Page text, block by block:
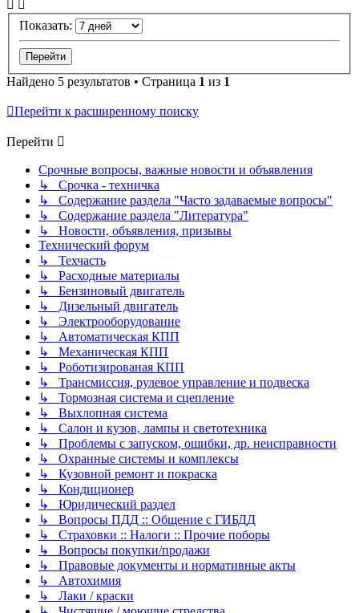
Показать:
Найдено 5 результатов • Страница 1 из 1
Перейти к расширенному поиску
Перейти
Срочные вопросы, важные новости и объявления
↳ Срочка - техничка
↳ Содержание раздела "Часто задаваемые вопросы"
↳ Содержание раздела "Литература"
↳ Новости, объявления, призывы
Технический форум
↳ Техчасть
↳ Расходные материалы
↳ Бензиновый двигатель
↳ Дизельный двигатель
↳ Электрооборудование
↳ Автоматическая КПП
↳ Механическая КПП
↳ Роботизированая КПП
↳ Трансмиссия, рулевое управление и подвеска
↳ Тормозная система и сцепление
↳ Выхлопная система
↳ Салон и кузов, лампы и светотехника
↳ Проблемы с запуском, ошибки, др. неисправности
↳ Охранные системы и комплексы
↳ Кузовной ремонт и покраска
↳ Кондиционер
↳ Юридический раздел
↳ Вопросы ПДД :: Общение с ГИБДД
↳ Страховки :: Налоги :: Прочие поборы
↳ Вопросы покупки/продажи
↳ Правовые документы и нормативные акты
↳ Автохимия
↳ Лаки / краски